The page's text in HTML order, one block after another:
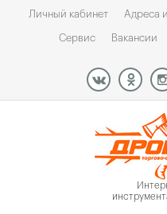
Личный кабинет Адреса
Сервис Вакансии